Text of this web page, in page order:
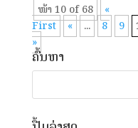
ໜ້າ 10 of 68
«
First
« ... 8 9
»
ຄົ້ນຫາ